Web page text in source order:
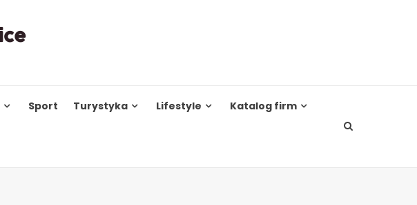
Sport Turystyka Lifestyle Katalog firm